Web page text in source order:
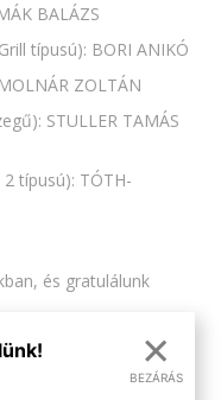
BALÁZS
típusú): BORI ANIKÓ
ZOLTÁN
STULLER TAMÁS
típusú): TÓTH-
és gratulálunk
×
BEZÁRÁS